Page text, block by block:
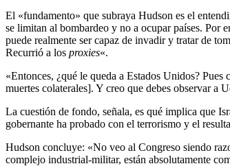
El «fundamento» que subraya Hudson es el
se limitan al bombardeo y no a ocupar países. Por
puede realmente ser capaz de invadir y tratar de
Recurrió a los proxies«.
«Entonces, ¿qué le queda a Estados Unidos?
muertes colaterales]. Y creo que debes observar a
La cuestión de fondo, señala, es qué implica que
gobernante ha probado con el terrorismo y el
Hudson concluye: «No veo al Congreso siendo
complejo industrial-militar, están absolutamente